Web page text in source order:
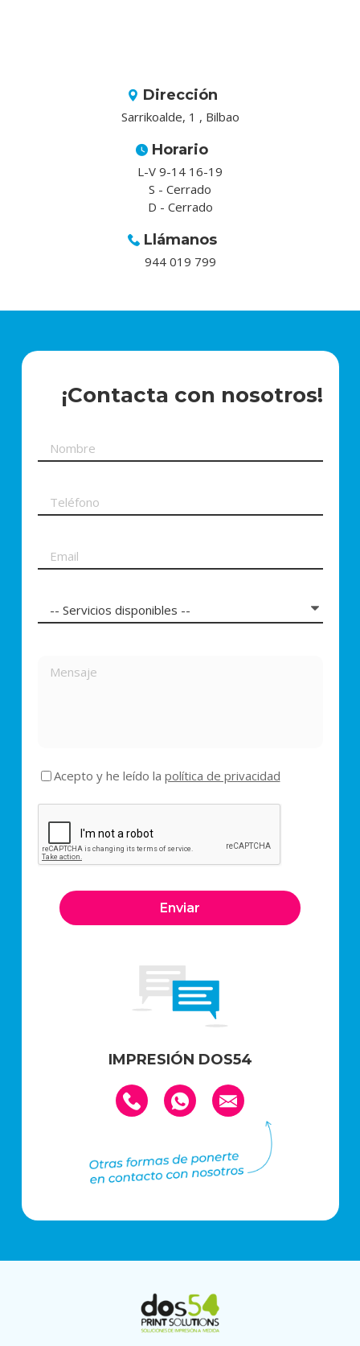
Dirección
Sarrikoalde, 1 , Bilbao
Horario
L-V 9-14 16-19
S - Cerrado
D - Cerrado
Llámanos
944 019 799
¡Contacta con nosotros!
Acepto y he leído la política de privacidad
IMPRESIÓN DOS54